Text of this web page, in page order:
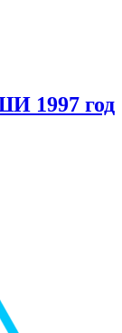
1997 год